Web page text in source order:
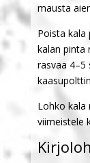
mausta
Poista kala
kalan pinta
rasvaa 4–5
Lohko kala
viimeistele